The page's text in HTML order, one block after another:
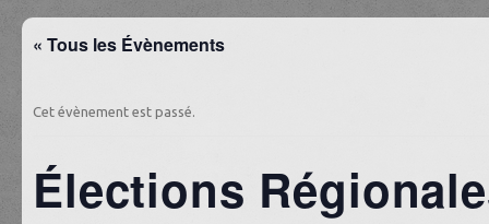
« Tous les Évènements
Cet évènement est passé.
Élections